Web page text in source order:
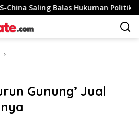
Balas Hukuman Politik Jelang
Gunung’ Jual